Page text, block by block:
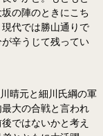
の陣のときにこち
代では勝山通りで
辛うじて残ってい
晴元と細川氏綱の軍
大の合戦と言われ
ではないかと考え